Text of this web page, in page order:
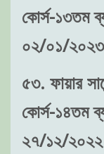
কোর্স-১৩তম
০২/০১/
৫৩. ফায়ার
কোর্স-১৪তম
২৭/১২/